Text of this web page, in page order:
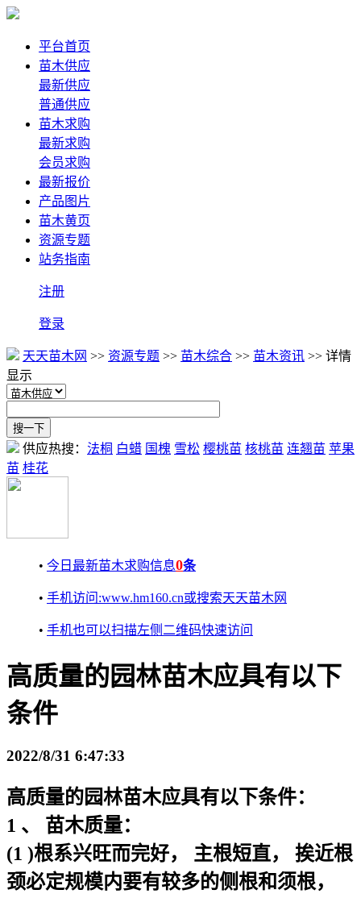
平台首页
苗木供应
最新供应
普通供应
苗木求购
最新求购
会员求购
最新报价
产品图片
苗木黄页
资源专题
站务指南
注册
登录
天天苗木网 >> 资源专题 >> 苗木综合 >> 苗木资讯 >> 详情
显示
供应热搜： 法桐 白蜡 国槐 雪松 樱桃苗 核桃苗 连翘苗 苹果
苗 桂花
• 今日最新苗木求购信息0条
• 手机访问:www.hm160.cn或搜索天天苗木网
• 手机也可以扫描左侧二维码快速访问
高质量的园林苗木应具有以下
条件
2022/8/31 6:47:33
高质量的园林苗木应具有以下条件：
1 、 苗木质量：
(1 )根系兴旺而完好， 主根短直， 挨近根
颈必定规模内要有较多的侧根和须根，